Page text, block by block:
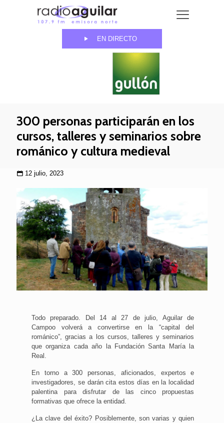
EN DIRECTO
300 personas participarán en los
cursos, talleres y seminarios sobre
románico y cultura medieval
12 julio, 2023
Todo preparado. Del 14 al 27 de julio, Aguilar de
Campoo volverá a convertirse en la “capital del
románico”, gracias a los cursos, talleres y seminarios
que organiza cada año la Fundación Santa María la
Real.
En torno a 300 personas, aficionados, expertos e
investigadores, se darán cita estos días en la localidad
palentina para disfrutar de las cinco propuestas
formativas que ofrece la entidad.
¿La clave del éxito? Posiblemente, son varias y quien